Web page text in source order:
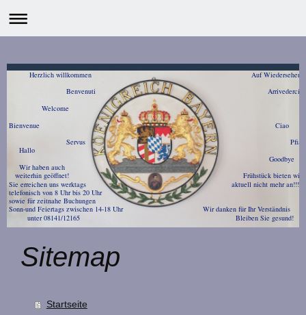
Herzlich willkommen Auf Wiedersehen
Benvenuti
Welcome Au
Bienvenue
Servus
Hallo
Goodbye
Wir haben auch
weiterhin
Sie erreichen uns
telefonisch von 8 Uhr bis 20 Uhr
sowie für
Sonn-und Feiertags zwischen 14-18
unter 08141/12165
Sitemap
Startseite